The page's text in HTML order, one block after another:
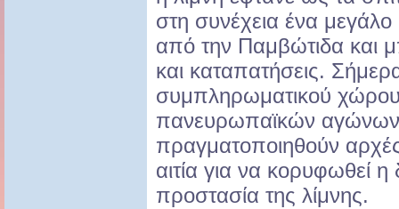
στη συνέχεια ένα
από την Παμβώτιδα και
και καταπατήσεις.
συμπληρωματικού
πανευρωπαϊκών αγώνων
πραγματοποιηθούν
αιτία για να κορυφωθεί η
προστασία της λίμνης.